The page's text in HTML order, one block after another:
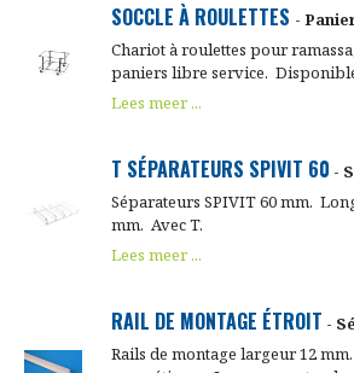
SOCCLE À ROULETTES -
Chariot à roulettes pour
paniers libre service.
Lees meer ...
T SÉPARATEURS SPIVIT 60 -
Séparateurs SPIVIT 60 mm.
mm. Avec T.
Lees meer ...
RAIL DE MONTAGE ÉTROIT -
Rails de montage largeur 12